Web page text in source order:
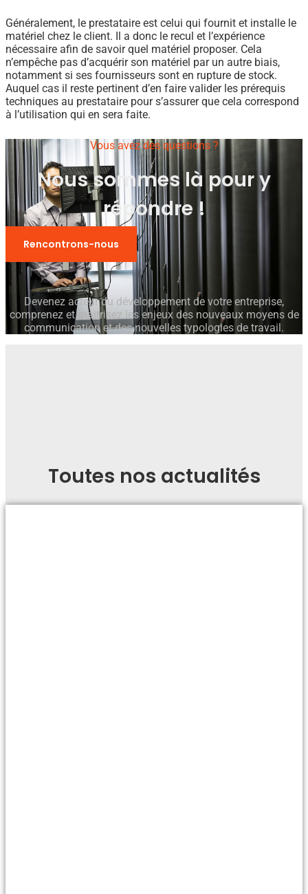
Généralement, le prestataire est celui qui fournit et installe le
matériel chez le client. Il a donc le recul et l’expérience
nécessaire afin de savoir quel matériel proposer. Cela
n’empêche pas d’acquérir son matériel par un autre biais,
notamment si ses fournisseurs sont en rupture de stock.
Auquel cas il reste pertinent d’en faire valider les prérequis
techniques au prestataire pour s’assurer que cela correspond
à l’utilisation qui en sera faite.
Vous avez des questions ?
Nous sommes là pour y
répondre !
Rencontrons-nous
Devenez acteur du développement de votre entreprise,
comprenez et maitrisez les enjeux des nouveaux moyens de
communication et des nouvelles typologies de travail.
Toutes nos actualités